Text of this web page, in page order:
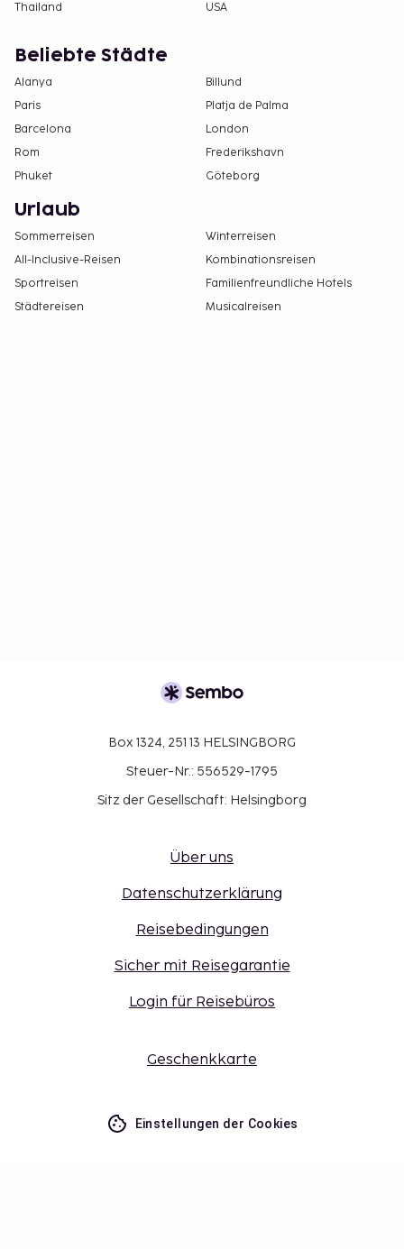
Thailand
USA
Beliebte Städte
Alanya
Billund
Paris
Platja de Palma
Barcelona
London
Rom
Frederikshavn
Phuket
Göteborg
Urlaub
Sommerreisen
Winterreisen
All-Inclusive-Reisen
Kombinationsreisen
Sportreisen
Familienfreundliche Hotels
Städtereisen
Musicalreisen
Box 1324, 251 13 HELSINGBORG
Steuer-Nr.: 556529-1795
Sitz der Gesellschaft: Helsingborg
Über uns
Datenschutzerklärung
Reisebedingungen
Sicher mit Reisegarantie
Login für Reisebüros
Geschenkkarte
Einstellungen der Cookies